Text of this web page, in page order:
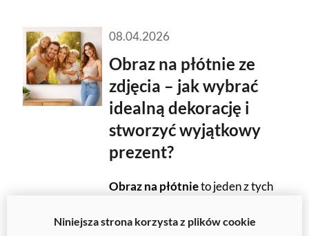
08.04.2026
Obraz na płótnie ze
zdjęcia – jak wybrać
idealną dekorację i
stworzyć wyjątkowy
prezent?
Obraz na płótnieto jeden z tych
całkowicie odmienić wnętrze.
Niniejsza strona korzysta z plików cookie